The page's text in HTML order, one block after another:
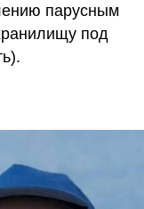
парусным
под